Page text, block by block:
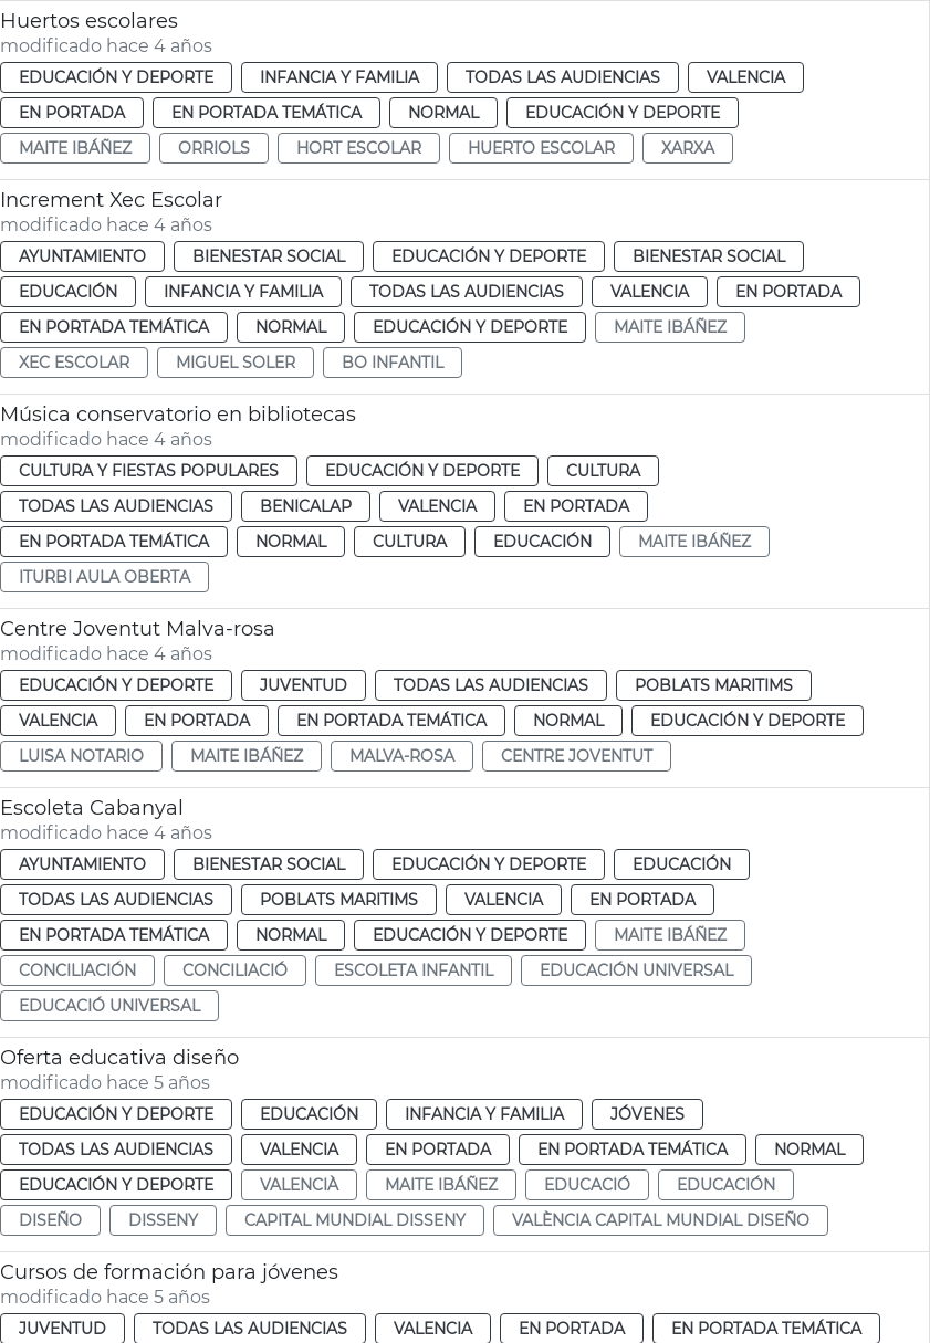
Huertos escolares
modificado hace 4 años
EDUCACIÓN Y DEPORTE INFANCIA Y FAMILIA TODAS LAS AUDIENCIAS
VALENCIA
EN PORTADA
EN PORTADA TEMÁTICA NORMAL
EDUCACIÓN Y DEPORTE
MAITE IBÁÑEZ
ORRIOLS HORT ESCOLAR HUERTO ESCOLAR XARXA
Increment Xec Escolar
modificado hace 4 años
AYUNTAMIENTO BIENESTAR SOCIAL EDUCACIÓN Y DEPORTE
BIENESTAR SOCIAL
EDUCACIÓN
INFANCIA Y FAMILIA TODAS LAS AUDIENCIAS VALENCIA
EN PORTADA
EN PORTADA TEMÁTICA
NORMAL EDUCACIÓN Y DEPORTE
MAITE IBÁÑEZ
XEC ESCOLAR
MIGUEL SOLER BO INFANTIL
Música conservatorio en bibliotecas
modificado hace 4 años
CULTURA Y FIESTAS POPULARES EDUCACIÓN Y DEPORTE
CULTURA
TODAS LAS AUDIENCIAS
BENICALAP VALENCIA
EN PORTADA
EN PORTADA TEMÁTICA
NORMAL CULTURA EDUCACIÓN
MAITE IBÁÑEZ
ITURBI AULA OBERTA
Centre Joventut Malva-rosa
modificado hace 4 años
EDUCACIÓN Y DEPORTE JUVENTUD TODAS LAS AUDIENCIAS
POBLATS MARITIMS
VALENCIA
EN PORTADA EN PORTADA TEMÁTICA NORMAL
EDUCACIÓN Y DEPORTE
LUISA NOTARIO
MAITE IBÁÑEZ MALVA-ROSA CENTRE JOVENTUT
Escoleta Cabanyal
modificado hace 4 años
AYUNTAMIENTO BIENESTAR SOCIAL EDUCACIÓN Y DEPORTE
EDUCACIÓN
TODAS LAS AUDIENCIAS
POBLATS MARITIMS VALENCIA
EN PORTADA
EN PORTADA TEMÁTICA
NORMAL EDUCACIÓN Y DEPORTE
MAITE IBÁÑEZ
CONCILIACIÓN
CONCILIACIÓ ESCOLETA INFANTIL
EDUCACIÓN UNIVERSAL
EDUCACIÓ UNIVERSAL
Oferta educativa diseño
modificado hace 5 años
EDUCACIÓN Y DEPORTE EDUCACIÓN INFANCIA Y FAMILIA
JÓVENES
TODAS LAS AUDIENCIAS
VALENCIA EN PORTADA EN PORTADA TEMÁTICA
NORMAL
EDUCACIÓN Y DEPORTE
VALENCIÀ MAITE IBÁÑEZ EDUCACIÓ
EDUCACIÓN
DISEÑO
DISSENY CAPITAL MUNDIAL DISSENY VALÈNCIA CAPITAL MUNDIAL DISEÑO
Cursos de formación para jóvenes
modificado hace 5 años
JUVENTUD TODAS LAS AUDIENCIAS VALENCIA EN PORTADA EN PORTADA TEMÁTICA